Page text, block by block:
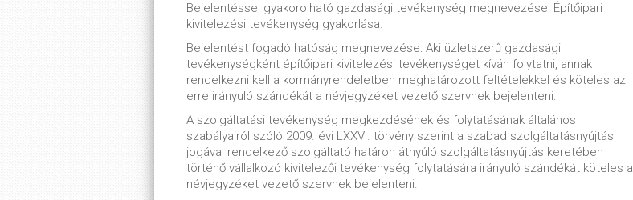
Bejelentéssel gyakorolható gazdasági tevékenység megnevezése: Építőipari
kivitelezési tevékenység gyakorlása.
Bejelentést fogadó hatóság megnevezése: Aki üzletszerű gazdasági
tevékenységként építőipari kivitelezési tevékenységet kíván folytatni, annak
rendelkezni kell a kormányrendeletben meghatározott feltételekkel és köteles az
erre irányuló szándékát a névjegyzéket vezető szervnek bejelenteni.
A szolgáltatási tevékenység megkezdésének és folytatásának általános
szabályairól szóló 2009. évi LXXVI. törvény szerint a szabad szolgáltatásnyújtás
jogával rendelkező szolgáltató határon átnyúló szolgáltatásnyújtás keretében
történő vállalkozó kivitelezői tevékenység folytatására irányuló szándékát köteles a
névjegyzéket vezető szervnek bejelenteni.